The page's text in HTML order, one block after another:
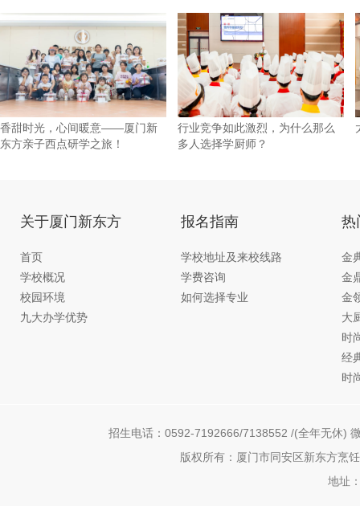
香甜时光，心间暖意——厦门新
东方亲子西点研学之旅！
行业竞争如此激烈，为什么那么
多人选择学厨师？
关于厦门新东方
首页
学校概况
校园环境
九大办学优势
报名指南
学校地址及来校线路
学费咨询
如何选择专业
热
金
金
金
大
时
经
时
招生电话：0592-7192666/7138552 /(全年无休)
版权所有：厦门市同安区新东方烹
地址